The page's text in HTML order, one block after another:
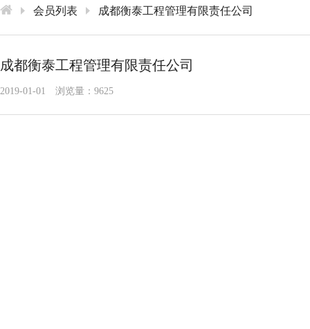
会员列表 成都衡泰工程管理有限责任公司
成都衡泰工程管理有限责任公司
2019-01-01 浏览量：9625